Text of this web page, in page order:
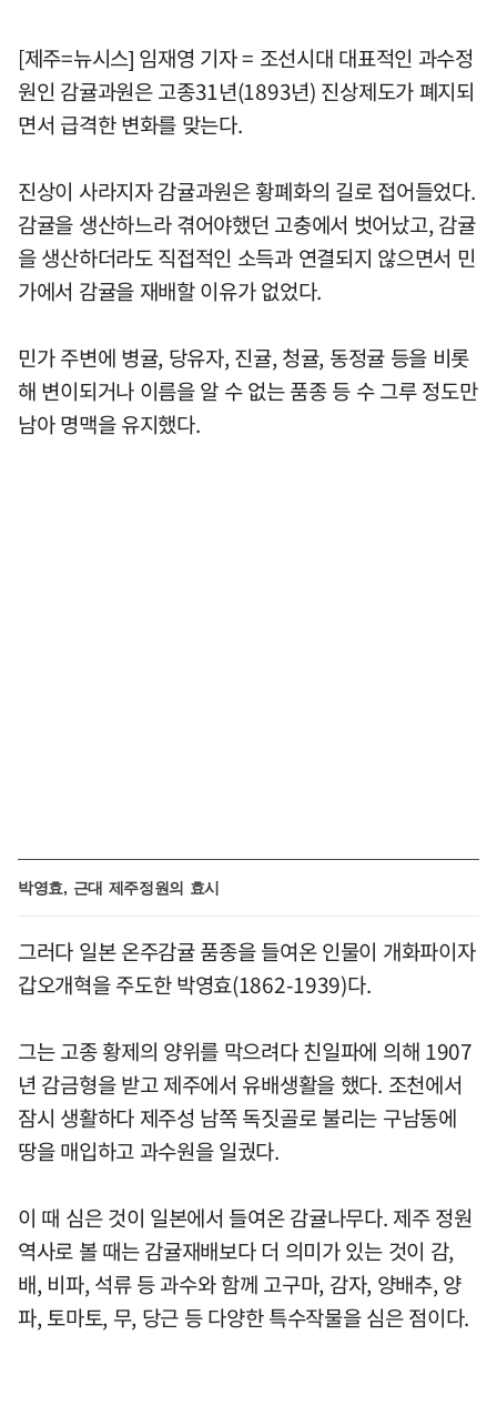
[제주=뉴시스] 임재영 기자 = 조선시대 대표적인 과수정
원인 감귤과원은 고종31년(1893년) 진상제도가 폐지되
면서 급격한 변화를 맞는다.
진상이 사라지자 감귤과원은 황폐화의 길로 접어들었다.
감귤을 생산하느라 겪어야했던 고충에서 벗어났고, 감귤
을 생산하더라도 직접적인 소득과 연결되지 않으면서 민
가에서 감귤을 재배할 이유가 없었다.
민가 주변에 병귤, 당유자, 진귤, 청귤, 동정귤 등을 비롯
해 변이되거나 이름을 알 수 없는 품종 등 수 그루 정도만
남아 명맥을 유지했다.
박영효, 근대 제주정원의 효시
그러다 일본 온주감귤 품종을 들여온 인물이 개화파이자
갑오개혁을 주도한 박영효(1862-1939)다.
그는 고종 황제의 양위를 막으려다 친일파에 의해 1907
년 감금형을 받고 제주에서 유배생활을 했다. 조천에서
잠시 생활하다 제주성 남쪽 독짓골로 불리는 구남동에
땅을 매입하고 과수원을 일궜다.
이 때 심은 것이 일본에서 들여온 감귤나무다. 제주 정원
역사로 볼 때는 감귤재배보다 더 의미가 있는 것이 감,
배, 비파, 석류 등 과수와 함께 고구마, 감자, 양배추, 양
파, 토마토, 무, 당근 등 다양한 특수작물을 심은 점이다.